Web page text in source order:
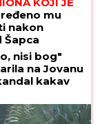
mu
nakon
Šapca
nisi bog"
na Jovanu
kakav